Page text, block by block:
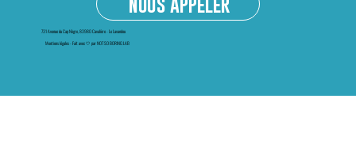
731 Avenue du Cap Nègre, 83980 Cavalière - Le Lavandou
Mentions légales-Fait avec 🤍 par NOT SO BORING LAB